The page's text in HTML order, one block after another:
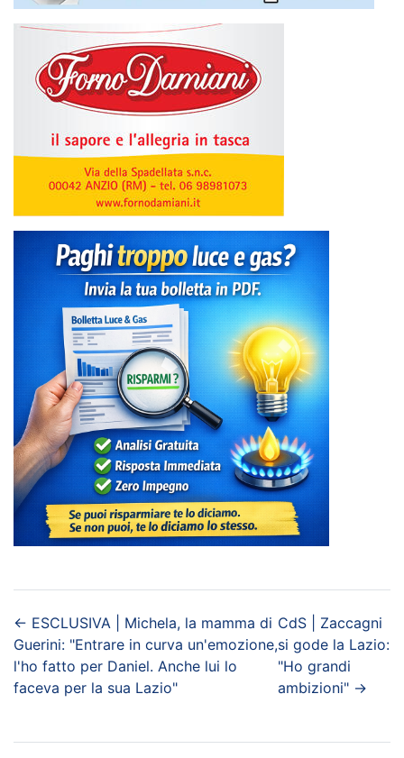
← ESCLUSIVA | Michela, la mamma di
Guerini: "Entrare in curva un'emozione,
l'ho fatto per Daniel. Anche lui lo
faceva per la sua Lazio"
CdS | Zaccagni
si gode la Lazio:
"Ho grandi
ambizioni" →